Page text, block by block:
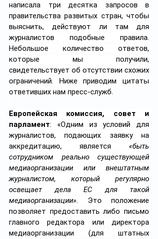
написала три десятка запросов в
правительства развитых стран, чтобы
выяснить, действуют ли там для
журналистов подобные правила.
Небольшое количество ответов,
которые мы получили,
свидетельствует об отсутствии схожих
ограничений. Ниже приводим цитаты
ответивших нам пресс-служб.
Европейская комиссия, совет и
парламент: «Одним из условий для
журналистов, подающих заявку на
аккредитацию, является «быть
сотрудником реально существующей
медиаорганизации или внештатным
журналистом, который регулярно
освещает дела ЕС для такой
медиаорганизации». Это положение
позволяет предоставить либо письмо
главного редактора или директора
медиаорганизации (для штатных